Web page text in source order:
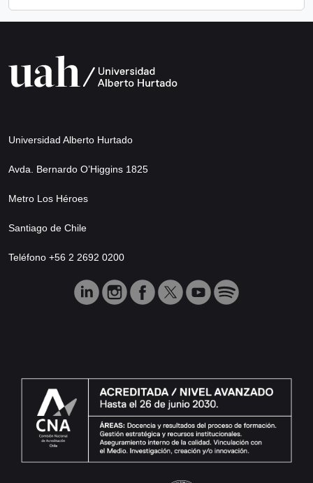
Universidad Alberto Hurtado
Avda. Bernardo O’Higgins 1825
Metro Los Héroes
Santiago de Chile
Teléfono +56 2 2692 0200